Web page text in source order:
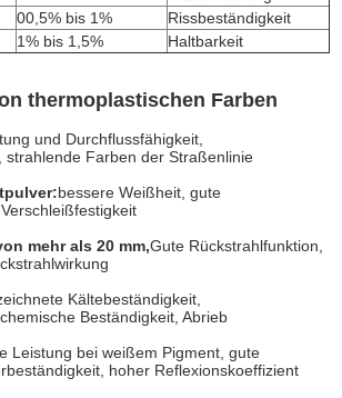
00,5% bis 1%
Rissbeständigkeit
1% bis 1,5% Haltbarkeit
thermoplastischen Farben
und Durchflussfähigkeit,
strahlende Farben der Straßenlinie
bessere Weißheit, gute
mehr als 20 mm,Gute Rückstrahlfunktion,
Kältebeständigkeit,
Beständigkeit, Abrieb
Leistung bei weißem Pigment, gute
hoher Reflexionskoeffizient